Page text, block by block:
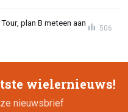
plan B meteen aan
506
wielernieuws!
nieuwsbrief